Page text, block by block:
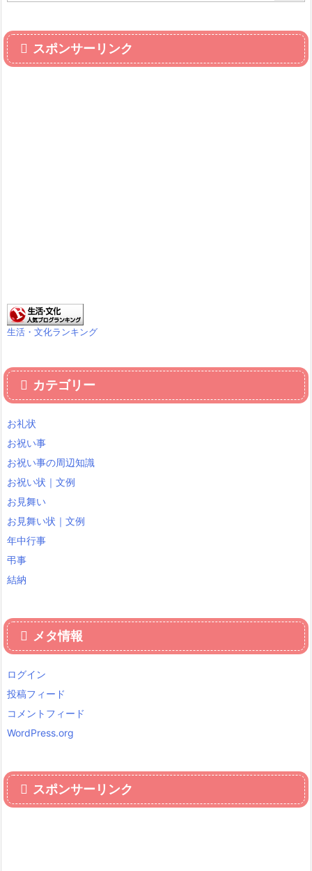
スポンサーリンク
生活・文化ランキング
カテゴリー
お礼状
お祝い事
お祝い事の周辺知識
お祝い状｜文例
お見舞い
お見舞い状｜文例
年中行事
弔事
結納
メタ情報
ログイン
投稿フィード
コメントフィード
WordPress.org
スポンサーリンク